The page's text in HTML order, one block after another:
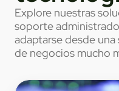
Explore nuestras
soporte
adaptarse desde
de negocios mucho